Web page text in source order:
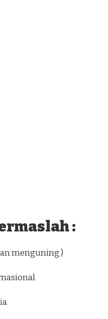
:
menguning )